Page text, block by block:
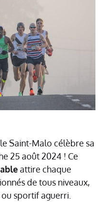
Saint-Malo célèbre sa
25 août 2024 ! Ce
attire chaque
de tous niveaux,
sportif aguerri.